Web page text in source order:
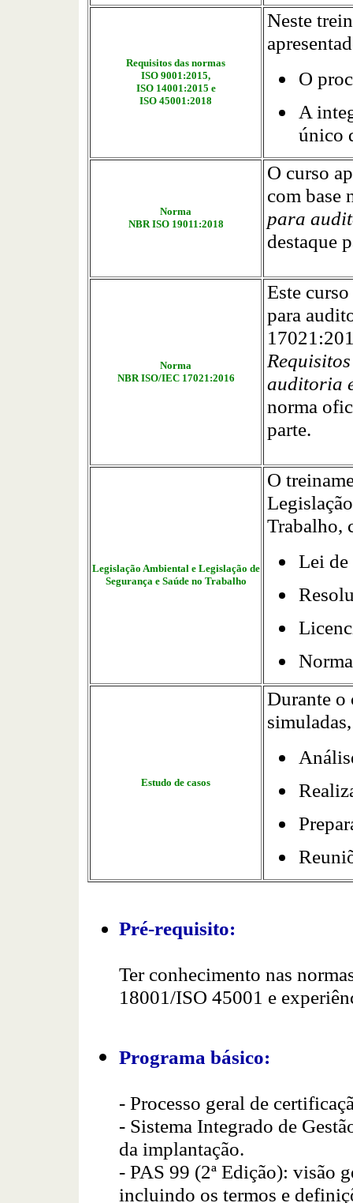
Requisitos das normas
ISO 9001:2015,
ISO 14001:2015 e
ISO 45001:2018
Neste
O
A
único
Norma
NBR ISO 19011:2018
O curso
com base
para
destaque
Norma
NBR ISO/IEC 17021:2016
Este
para
auditoria
norma
parte.
Legislação Ambiental e Legislação de
Segurança e Saúde no Trabalho
O
Trabalho,
Lei
Estudo de casos
Durante o
Pré-requisito:
Ter conhecimento nas
18001/ISO 45001 e
Programa básico:
- Processo geral de
- Sistema Integrado de
da implantação.
- PAS 99 (2ª Edição): visão
incluindo os termos e